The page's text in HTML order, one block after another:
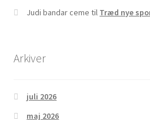
Judi bandar ceme til Træd nye
Arkiver
juli 2026
maj 2026